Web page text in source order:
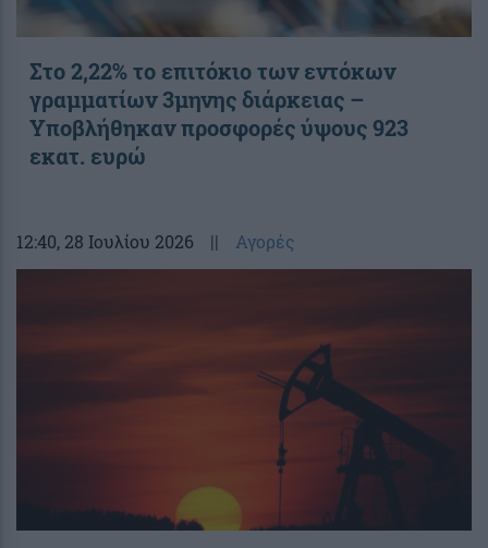
Στο 2,22% το επιτόκιο των εντόκων
γραμματίων 3μηνης διάρκειας –
Υποβλήθηκαν προσφορές ύψους 923
εκατ. ευρώ
12:40, 28 Ιουλίου 2026 || Αγορές